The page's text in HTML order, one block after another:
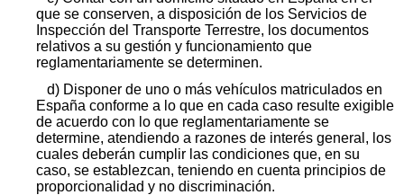
que se conserven, a disposición de los Servicios de
Inspección del Transporte Terrestre, los documentos
relativos a su gestión y funcionamiento que
reglamentariamente se determinen.
d) Disponer de uno o más vehículos matriculados en
España conforme a lo que en cada caso resulte exigible
de acuerdo con lo que reglamentariamente se
determine, atendiendo a razones de interés general, los
cuales deberán cumplir las condiciones que, en su
caso, se establezcan, teniendo en cuenta principios de
proporcionalidad y no discriminación.